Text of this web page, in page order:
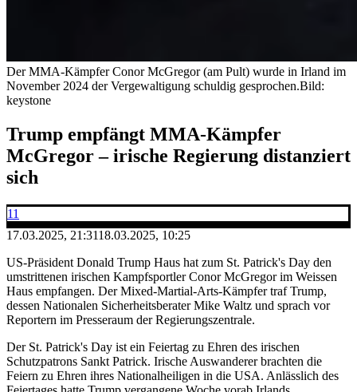
Der MMA-Kämpfer Conor McGregor (am Pult) wurde in Irland im
November 2024 der Vergewaltigung schuldig gesprochen.Bild:
keystone
Trump empfängt MMA-Kämpfer
McGregor – irische Regierung distanziert
sich
11
17.03.2025, 21:3118.03.2025, 10:25
US-Präsident Donald Trump Haus hat zum St. Patrick's Day den
umstrittenen irischen Kampfsportler Conor McGregor im Weissen
Haus empfangen. Der Mixed-Martial-Arts-Kämpfer traf Trump,
dessen Nationalen Sicherheitsberater Mike Waltz und sprach vor
Reportern im Presseraum der Regierungszentrale.
Der St. Patrick's Day ist ein Feiertag zu Ehren des irischen
Schutzpatrons Sankt Patrick. Irische Auswanderer brachten die
Feiern zu Ehren ihres Nationalheiligen in die USA. Anlässlich des